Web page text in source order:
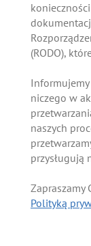
(RODO),
niczego w
naszych
przysługują
Zapraszamy
Polityką